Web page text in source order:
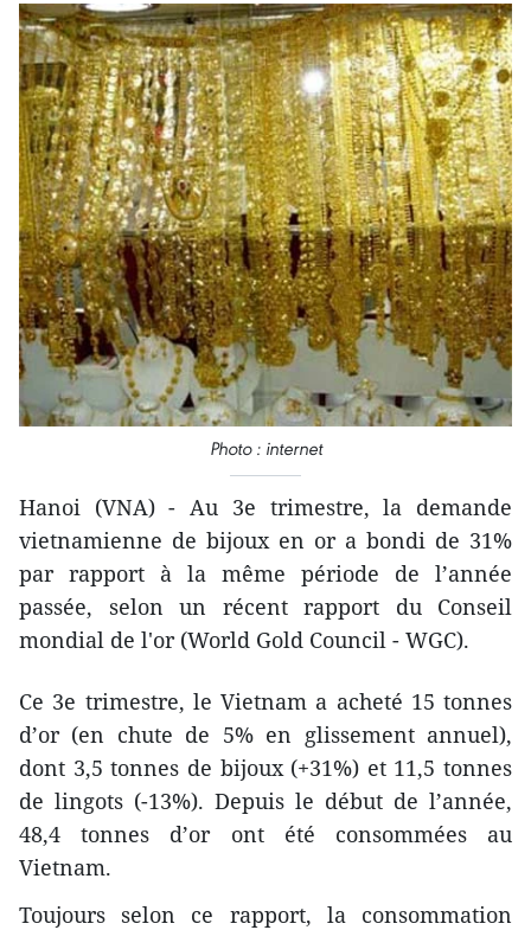
Photo : internet
Hanoi (VNA) - Au 3e trimestre, la demande
vietnamienne de bijoux en or a bondi de 31%
par rapport à la même période de l’année
passée, selon un récent rapport du Conseil
mondial de l'or (World Gold Council - WGC).
Ce 3e trimestre, le Vietnam a acheté 15 tonnes
d’or (en chute de 5% en glissement annuel),
dont 3,5 tonnes de bijoux (+31%) et 11,5 tonnes
de lingots (-13%). Depuis le début de l’année,
48,4 tonnes d’or ont été consommées au
Vietnam.
Toujours selon ce rapport, la consommation